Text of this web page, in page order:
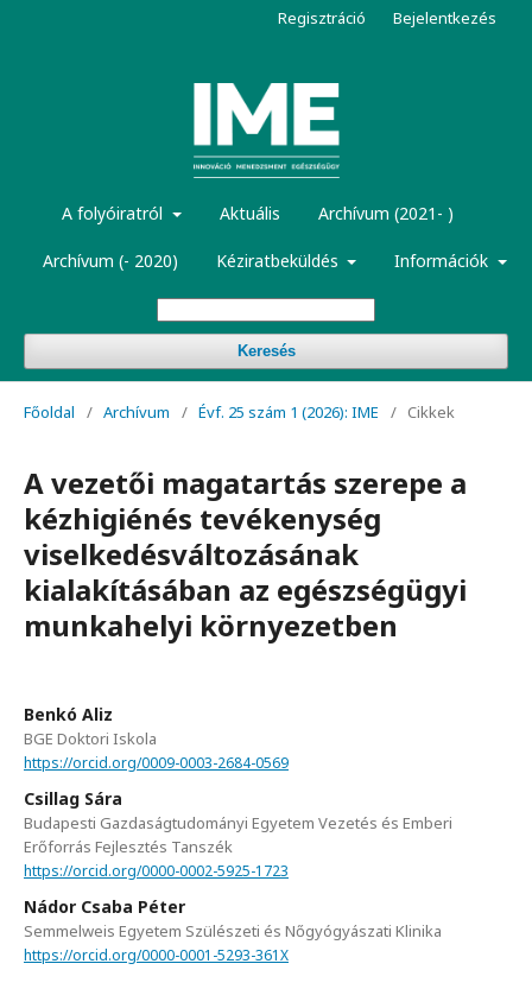
A folyóiratról Aktuális Archívum (2021- )
Archívum (- 2020) Kéziratbeküldés Információk
Keresés
Regisztráció Bejelentkezés
Főoldal / Archívum / Évf. 25 szám 1 (2026): IME / Cikkek
A vezetői magatartás szerepe a
kézhigiénés tevékenység
viselkedésváltozásának
kialakításában az egészségügyi
munkahelyi környezetben
Benkó Aliz
BGE Doktori Iskola
https://orcid.org/0009-0003-2684-0569
Csillag Sára
Budapesti Gazdaságtudományi Egyetem Vezetés és Emberi
Erőforrás Fejlesztés Tanszék
https://orcid.org/0000-0002-5925-1723
Nádor Csaba Péter
Semmelweis Egyetem Szülészeti és Nőgyógyászati Klinika
https://orcid.org/0000-0001-5293-361X